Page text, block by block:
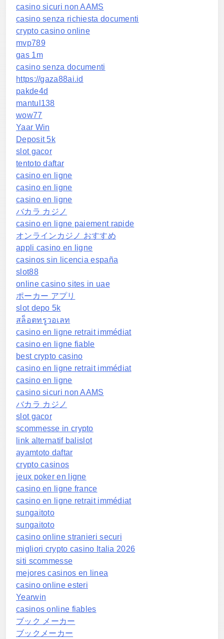
casino sicuri non AAMS
casino senza richiesta documenti
crypto casino online
mvp789
gas 1m
casino senza documenti
https://gaza88ai.id
pakde4d
mantul138
wow77
Yaar Win
Deposit 5k
slot gacor
tentoto daftar
casino en ligne
casino en ligne
casino en ligne
バカラ カジノ
casino en ligne paiement rapide
オンラインカジノ おすすめ
appli casino en ligne
casinos sin licencia españa
slot88
online casino sites in uae
ポーカー アプリ
slot depo 5k
สล็อตทรูวอเลท
casino en ligne retrait immédiat
casino en ligne fiable
best crypto casino
casino en ligne retrait immédiat
casino en ligne
casino sicuri non AAMS
バカラ カジノ
slot gacor
scommesse in crypto
link alternatif balislot
ayamtoto daftar
crypto casinos
jeux poker en ligne
casino en ligne france
casino en ligne retrait immédiat
sungaitoto
sungaitoto
casino online stranieri securi
migliori crypto casino Italia 2026
siti scommesse
mejores casinos en linea
casino online esteri
Yearwin
casinos online fiables
ブック メーカー
ブックメーカー